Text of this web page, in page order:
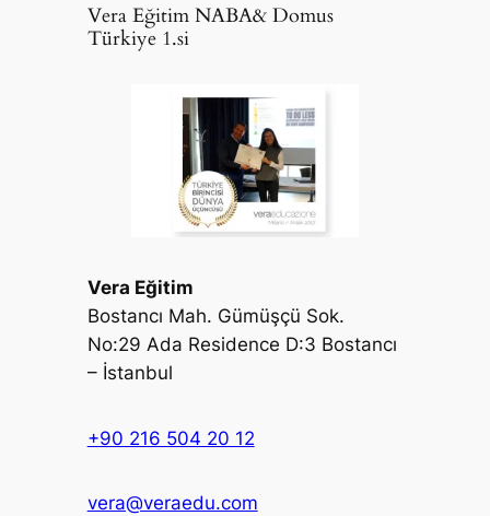
Vera Eğitim NABA& Domus
Türkiye 1.si
Vera Eğitim
Bostancı Mah. Gümüşçü Sok.
No:29 Ada Residence D:3 Bostancı
– İstanbul
+90 216 504 20 12
vera@veraedu.com